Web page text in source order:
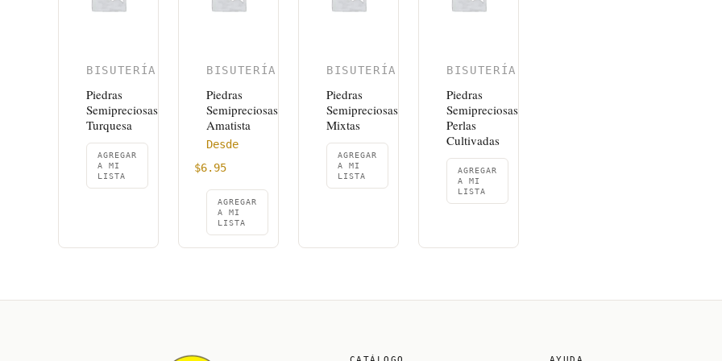
BISUTERÍA
Piedras
Semipreciosas
Turquesa
AGREGAR
A MI
LISTA
BISUTERÍA
Piedras
Semipreciosas
Amatista
Desde
$6.95
AGREGAR
A MI
LISTA
BISUTERÍA
Piedras
Semipreciosas
Mixtas
AGREGAR
A MI
LISTA
BISUTERÍA
Piedras
Semipreciosas
Perlas
Cultivadas
AGREGAR
A MI
LISTA